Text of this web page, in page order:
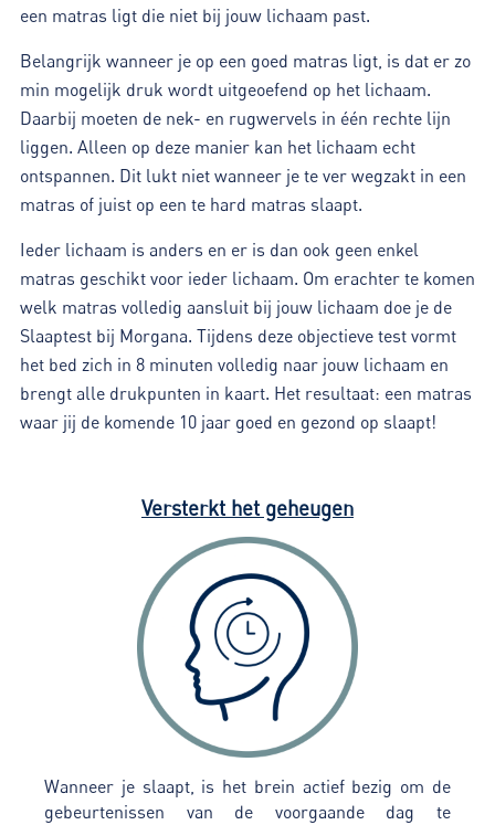
een matras ligt die niet bij jouw lichaam past.
Belangrijk wanneer je op een goed matras ligt, is dat er zo
min mogelijk druk wordt uitgeoefend op het lichaam.
Daarbij moeten de nek- en rugwervels in één rechte lijn
liggen. Alleen op deze manier kan het lichaam echt
ontspannen. Dit lukt niet wanneer je te ver wegzakt in een
matras of juist op een te hard matras slaapt.
Ieder lichaam is anders en er is dan ook geen enkel
matras geschikt voor ieder lichaam. Om erachter te komen
welk matras volledig aansluit bij jouw lichaam doe je de
Slaaptest bij Morgana. Tijdens deze objectieve test vormt
het bed zich in 8 minuten volledig naar jouw lichaam en
brengt alle drukpunten in kaart. Het resultaat: een matras
waar jij de komende 10 jaar goed en gezond op slaapt!
Versterkt het geheugen
Wanneer je slaapt, is het brein actief bezig om de
gebeurtenissen van de voorgaande dag te